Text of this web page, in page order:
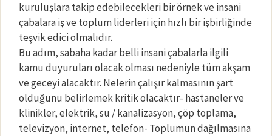
kuruluşlara takip edebilecekleri bir örnek ve insani
çabalara iş ve toplum liderleri için hızlı bir işbirliğinde
teşvik edici olmalıdır.
Bu adım, sabaha kadar belli insani çabalarla ilgili
kamu duyuruları olacak olması nedeniyle tüm akşam
ve geceyi alacaktır. Nelerin çalışır kalmasının şart
olduğunu belirlemek kritik olacaktır- hastaneler ve
klinikler, elektrik, su / kanalizasyon, çöp toplama,
televizyon, internet, telefon- Toplumun dağılmasına